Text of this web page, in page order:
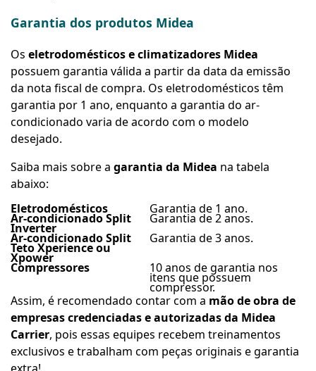
Garantia dos produtos Midea
Os eletrodomésticos e climatizadores Midea
possuem garantia válida a partir da data da emissão
da nota fiscal de compra. Os eletrodomésticos têm
garantia por 1 ano, enquanto a garantia do ar-
condicionado varia de acordo com o modelo
desejado.
Saiba mais sobre a garantia da Midea na tabela
abaixo:
Eletrodomésticos
Garantia de 1 ano.
Ar-condicionado Split
Inverter
Garantia de 2 anos.
Ar-condicionado Split
Teto Xperience ou
Xpower
Garantia de 3 anos.
Compressores
10 anos de garantia nos
itens que possuem
compressor.
Assim, é recomendado contar com a mão de obra de
empresas credenciadas e autorizadas da Midea
Carrier, pois essas equipes recebem treinamentos
exclusivos e trabalham com peças originais e garantia